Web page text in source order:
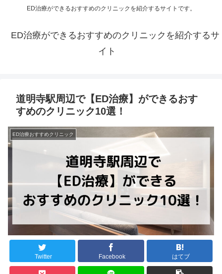
ED治療ができるおすすめのクリニックを紹介するサイトです。
ED治療ができるおすすめのクリニックを紹介するサ
イト
道明寺駅周辺で【ED治療】ができるおす
すめのクリニック10選！
ED治療おすすめクリニック
Twitter Facebook はてブ